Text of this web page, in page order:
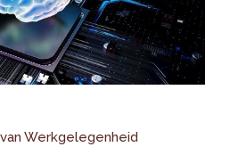
Werkgelegenheid